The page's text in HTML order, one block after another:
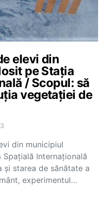
elevi din
pe Staţia
/ Scopul: să
vegetației de
din municipiul
Internaţională
starea de sănătate a
experimentul…